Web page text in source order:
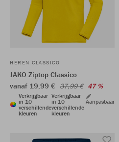
HEREN CLASSICO
JAKO Ziptop Classico
vanaf 19,99 € 37,99 € 47 %
Verkrijgbaar
in 10
verschillende
kleuren
Verkrijgbaar
in 10
verschillende
kleuren
Aanpasbaar